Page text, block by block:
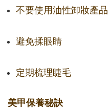
不要使用油性卸妝產品
避免揉眼睛
定期梳理睫毛
美甲保養秘訣